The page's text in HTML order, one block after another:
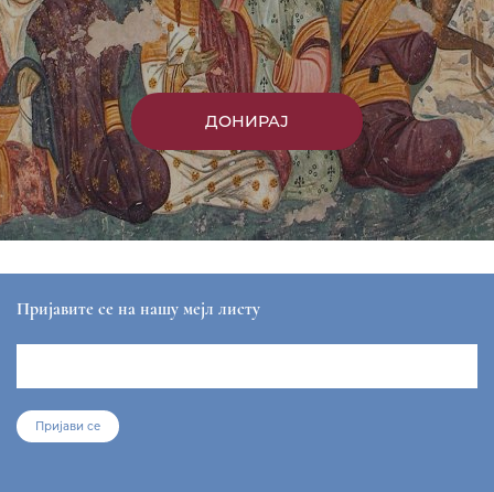
Вести
Епархија
Саопштења
Парохије
Преносимо
Контакт
МЕТОХИЈСКА